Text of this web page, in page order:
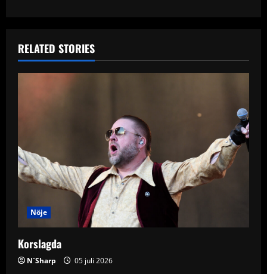
a
a
t
o
n
RELATED STORIES
Nöje
Korslagda
N´Sharp 05 juli 2026